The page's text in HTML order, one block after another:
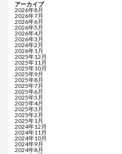
アーカイブ
2026年8月
2026年7月
2026年6月
2026年5月
2026年4月
2026年3月
2026年2月
2026年1月
2025年12月
2025年11月
2025年10月
2025年9月
2025年8月
2025年7月
2025年6月
2025年5月
2025年4月
2025年3月
2025年2月
2025年1月
2024年12月
2024年11月
2024年10月
2024年9月
2024年8月